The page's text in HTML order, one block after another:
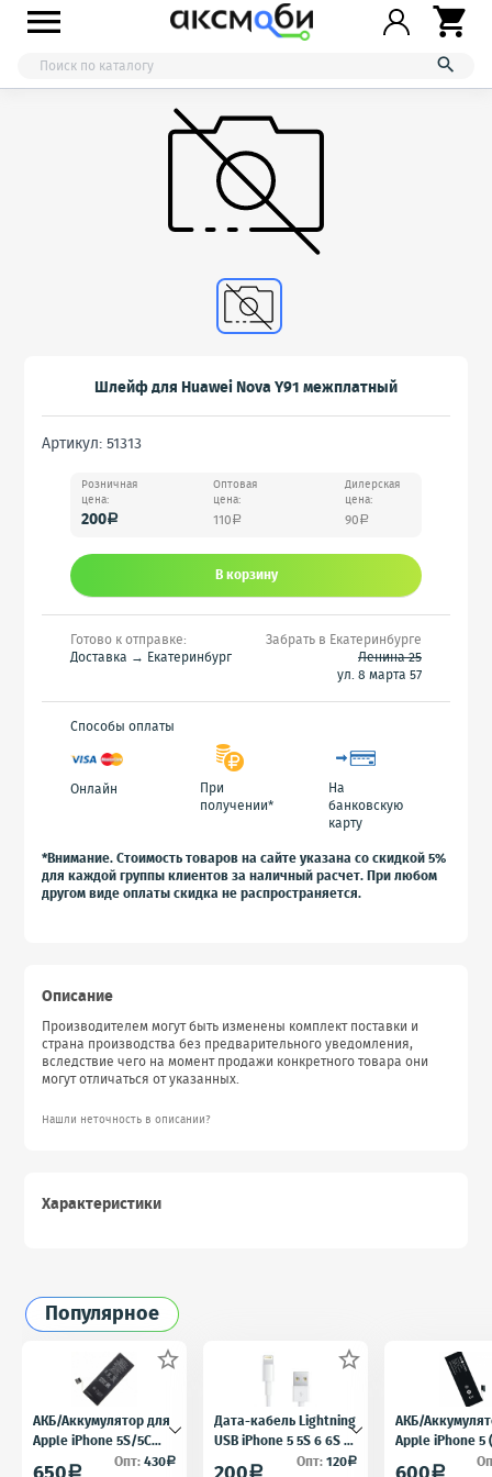



Шлейф для Huawei Nova Y91 межплатный
Артикул: 51313
Розничная
цена:
200a
Оптовая
цена:
110 a
Дилерская
цена:
90 a
В корзину
Готово к отправке:
Доставка → Екатеринбург
Забрать в Екатеринбурге
Ленина 25
ул. 8 марта 57
Способы оплаты
Онлайн
При
получении*
На
банковскую
карту
*Внимание. Стоимость товаров на сайте указана со скидкой 5%
для каждой группы клиентов за наличный расчет. При любом
другом виде оплаты скидка не распространяется.
Описание
Производителем могут быть изменены комплект поставки и
страна производства без предварительного уведомления,
вследствие чего на момент продажи конкретного товара они
могут отличаться от указанных.
Нашли неточность в описании?
Характеристики
Популярное

АКБ/Аккумулятор для
Apple iPhone 5S/5C
(Айфон 5C/5Ц) тех.
a Опт:430a

Дата-кабель Lightning
USB iPhone 5 5S 6 6S 7
для iPad 4 iPad mini
a Опт:120a
АКБ/
Apple iPhone
5) тех.
a